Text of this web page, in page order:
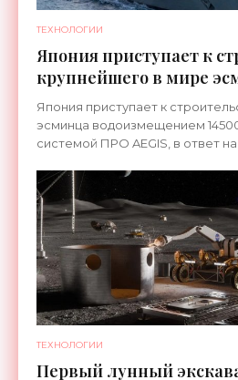
ТЕХНОЛОГИИ
Япония приступает к
крупнейшего в мире
системой ПРО AEGIS -
Япония приступает к
эсминца водоизмещением
системой ПРО AEGIS, в ответ
ракетные
ТЕХНОЛОГИИ
Первый лунный